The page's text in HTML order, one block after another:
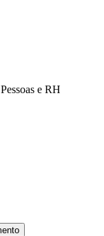
e RH